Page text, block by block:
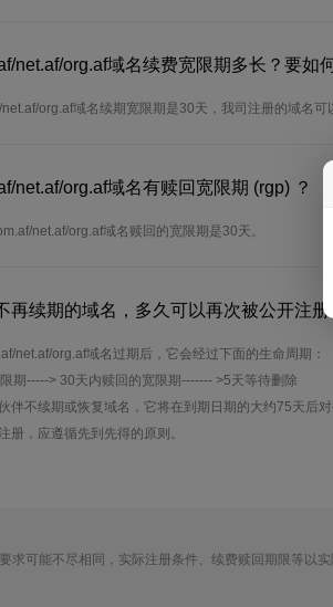
net.af/org.af域名续费宽限期多长？要如
org.af域名续期宽限期是30天，我司注册的域名可
net.af/org.af域名有赎回宽限期 (rgp) ？
net.af/org.af域名赎回的宽限期是30天。
再续期的域名，多久可以再次被公开注册
net.af/org.af域名过期后，它会经过下面的生命周期：
期-----> 30天内赎回的宽限期------- >5天等待删除
伴不续期或恢复域名，它将在到期日期的大约75天后
册，应遵循先到先得的原则。
求可能不尽相同，实际注册条件、续费赎回期限等以实